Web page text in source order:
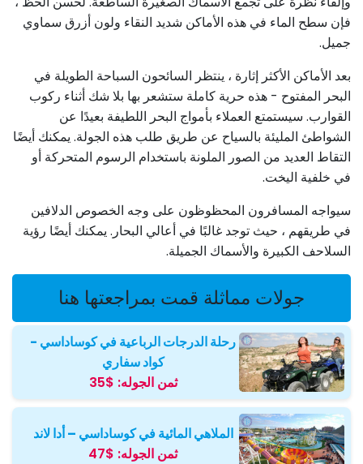
فإن سطح الماء في هذه الأماكن شديد النقاء ولون أزرق سماوي
جميل.
بعد الأماكن الأكثر إثارة ، ينتظر السائحون السباحة الطويلة في
البحر المفتوح - هذه حرية كاملة ستشعر بها بلا شك أثناء ركوب
القوارب. سيستمتع العملاء بأمواج البحر اللطيفة بعيدًا عن
الشواطئ المليئة بالسياح عن طريق طلب هذه الجولة. يمكنك أيضًا
التقاط العديد من الصور الملونة باستخدام الرسوم المتحركة أو
في خلفية اليخت.
سيواجه المسافرون المحظوظون على وجه الخصوص الدلافين
في طريقهم ، حيث توجد غالبًا في أعالي البحار. يمكنك أيضًا رؤية
السلاحف الكبيرة والأسماك الجميلة.
جولات مماثلة قمت بمراجعتها هنا
رحلة الدرجات الرباعية في كوساداسي -
كواد سفاري
ثمن الجوله: $35
الملاهي المائية في كوساداسي – أدا لاند
ثمن الجوله: $47